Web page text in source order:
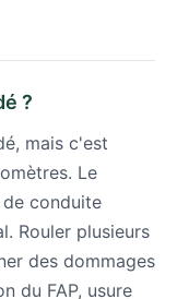
?
mais c'est
Le
conduite
Rouler plusieurs
des dommages
du FAP, usure